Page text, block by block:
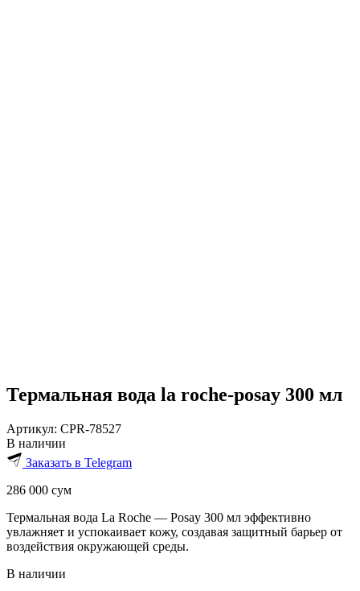
Термальная вода la roche-posay 300 мл
Артикул: CPR-78527
В наличии
Заказать в Telegram
286 000 сум
Термальная вода La Roche — Posay 300 мл эффективно
увлажняет и успокаивает кожу, создавая защитный барьер от
воздействия окружающей среды.
В наличии